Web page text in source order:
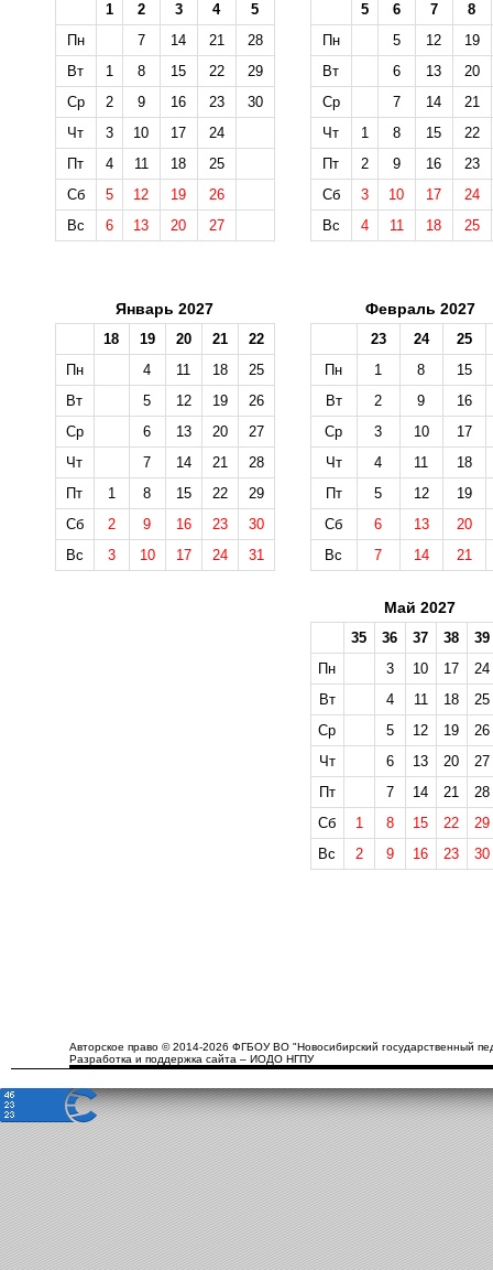
1 2 3 4
5
Пн
7 14 21
28
Вт
1 8 15 22
29
Ср
2 9 16 23
30
Чт
3 10 17
24
Пт
4 11 18
25
Сб
5 12 19
26
Вс
6 13 20 27
5 6 7
8
Пн
5 12
19
Вт
6 13
20
Ср
7 14
21
Чт
1 8 15
22
Пт
2 9 16
23
Сб
3 10 17
24
Вс
4 11 18 25
Январь 2027
18 19 20 21
22
Пн
4 11 18
25
Вт
5 12 19
26
Ср
6 13 20
27
Чт
7 14 21
28
Пт
1 8 15 22
29
Сб
2 9 16 23
30
Вс
3 10 17 24 31
Февраль 2027
23 24
25
Пн
1 8
15
Вт
2 9
16
Ср
3 10
17
Чт
4 11
18
Пт
5 12
19
Сб
6 13
20
Вс
7 14 21
Май 2027
35 36 37 38
39
Пн
3 10 17
24
Вт
4 11 18
25
Ср
5 12 19
26
Чт
6 13 20
27
Пт
7 14 21
28
Сб
1 8 15 22
29
Вс
2 9 16 23 30
Авторское право © 2014-2026 ФГБОУ ВО "Новосибирский государственный
Разработка и поддержка сайта – ИОДО НГПУ